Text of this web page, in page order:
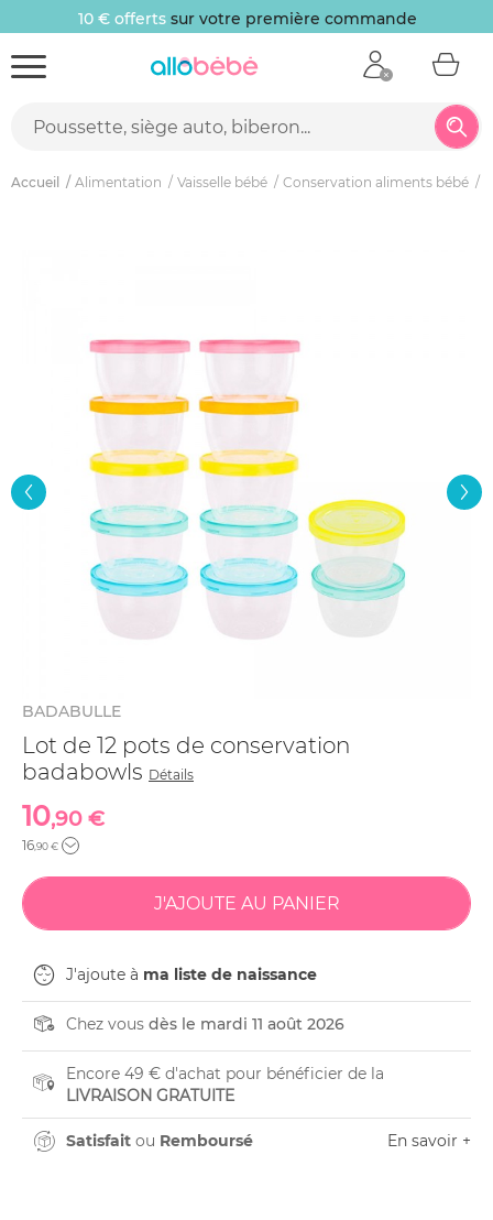
10 € offertssur votre première commande
Accueil Alimentation Vaisselle bébé Conservation aliments bébé
BADABULLE
Lot de 12 pots de conservation
badabowls Détails
10,90 €
16,90 €
J'ajoute à ma liste de naissance
Chez vous dès le mardi 11 août 2026
Encore 49 € d'achat pour bénéficier de la
LIVRAISON GRATUITE
Satisfait ou Remboursé En savoir +